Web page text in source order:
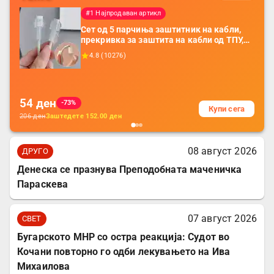
#1 Најпродаван артикл
Сет од 5 парчиња заштитник на кабли,
прекривка за заштита на кабли од ТПУ,
додатоци за заштита на кабли, без
батерија, за мобилни телефони, комплет
4.8 (10276)
54 ден
-73%
206денЗаштедете 152.00 ден
Купи сега
ДРУГО
08 август 2026
Денеска се празнува Преподобната маченичка
Параскева
СВЕТ
07 август 2026
Бугарското МНР со остра реакција: Судот во
Кочани повторно го одби лекувањето на Ива
Михаилова